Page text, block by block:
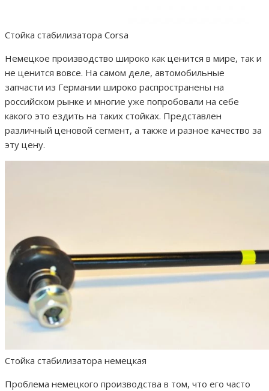
Стойка стабилизатора Corsa
Немецкое производство широко как ценится в мире, так и
не ценится вовсе. На самом деле, автомобильные
запчасти из Германии широко распространены на
российском рынке и многие уже попробовали на себе
какого это ездить на таких стойках. Представлен
различный ценовой сегмент, а также и разное качество за
эту цену.
Стойка стабилизатора немецкая
Проблема немецкого производства в том, что его часто